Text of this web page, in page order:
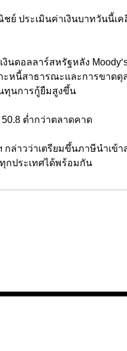
ย์ ประเมินค่าเงินบาทวันนี้เ
งินดอลลาร์สหรัฐหลัง
ะหนี้สาธารณะและการขาด
ทุนการกู้ยืมสูงขึ้น
ต่ำกว่าตลาดคาด
ล่าวว่าเตรียมขึ้นภาษีนำเข้
กประเทศได้พร้อมกัน